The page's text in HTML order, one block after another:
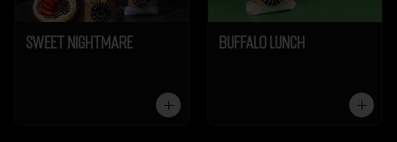
Sweet Nightmare Buffalo Lunch